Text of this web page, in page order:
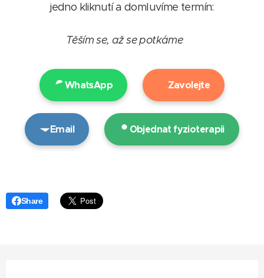
jedno kliknutí a domluvíme termín:
Těším se, až se potkáme 🙂
WhatsApp Zavolejte
Email Objednat fyzioterapii
Share